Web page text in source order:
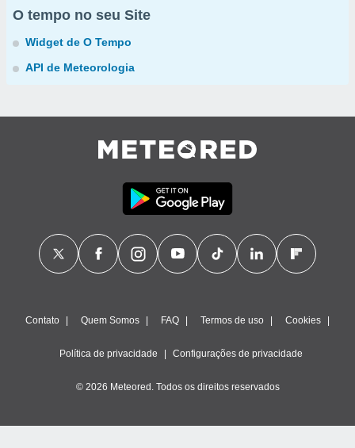
O tempo no seu Site
Widget de O Tempo
API de Meteorologia
Contato Quem Somos FAQ Termos de uso Cookies
Política de privacidade Configurações de privacidade
© 2026 Meteored. Todos os direitos reservados